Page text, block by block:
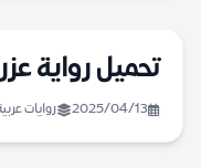
تحميل رواية
2025/04/13 روايات